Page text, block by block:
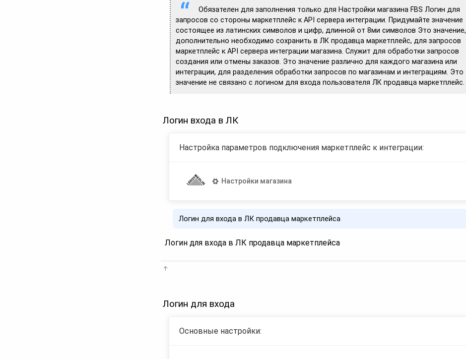
Обязателен для заполнения только для Настройки магазина FBS Логин для
запросов со стороны маркетплейс к API сервера интеграции. Придумайте значение
состоящее из латинских символов и цифр, длинной от 8ми символов Это значение,
дополнительно необходимо сохранить в ЛК продавца маркетплейс, для запросов
маркетплейс к API сервера интеграции магазина. Служит для обработки запросов
создания или отмены заказов. Это значение различно для каждого магазина или
интеграции, для разделения обработки запросов по магазинам и интеграциям. Это
значение не связано с логином для входа пользователя ЛК продавца маркетплейс.
Логин входа в ЛК
Настройка параметров подключения маркетплейс к интеграции:
Настройки магазина
Логин для входа в ЛК продавца маркетплейса
Логин для входа в ЛК продавца маркетплейса
Логин для входа
Основные настройки: